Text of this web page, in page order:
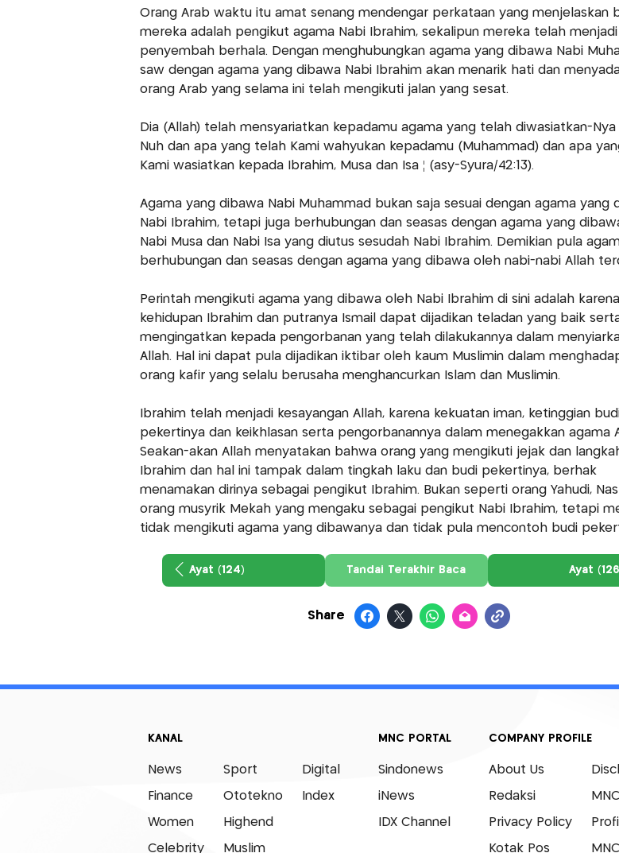
Orang Arab waktu itu amat senang mendengar perkataan yang menjelaskan
mereka adalah pengikut agama Nabi Ibrahim, sekalipun mereka telah menjadi
penyembah berhala. Dengan menghubungkan agama yang dibawa Nabi
saw dengan agama yang dibawa Nabi Ibrahim akan menarik hati dan
orang Arab yang selama ini telah mengikuti jalan yang sesat.
Dia (Allah) telah mensyariatkan kepadamu agama yang telah diwasiatkan-Nya
Nuh dan apa yang telah Kami wahyukan kepadamu (Muhammad) dan apa
Kami wasiatkan kepada Ibrahim, Musa dan Isa ¦ (asy-Syura/42:13).
Agama yang dibawa Nabi Muhammad bukan saja sesuai dengan agama yang
Nabi Ibrahim, tetapi juga berhubungan dan seasas dengan agama yang
Nabi Musa dan Nabi Isa yang diutus sesudah Nabi Ibrahim. Demikian pula
berhubungan dan seasas dengan agama yang dibawa oleh nabi-nabi Allah
Perintah mengikuti agama yang dibawa oleh Nabi Ibrahim di sini adalah karena
kehidupan Ibrahim dan putranya Ismail dapat dijadikan teladan yang baik
mengingatkan kepada pengorbanan yang telah dilakukannya dalam
Allah. Hal ini dapat pula dijadikan iktibar oleh kaum Muslimin dalam
orang kafir yang selalu berusaha menghancurkan Islam dan Muslimin.
Ibrahim telah menjadi kesayangan Allah, karena kekuatan iman, ketinggian
pekertinya dan keikhlasan serta pengorbanannya dalam menegakkan agama
Seakan-akan Allah menyatakan bahwa orang yang mengikuti jejak dan
Ibrahim dan hal ini tampak dalam tingkah laku dan budi pekertinya, berhak
menamakan dirinya sebagai pengikut Ibrahim. Bukan seperti orang Yahudi,
orang musyrik Mekah yang mengaku sebagai pengikut Nabi Ibrahim, tetapi
tidak mengikuti agama yang dibawanya dan tidak pula mencontoh budi
Ayat (124) Tandai Terakhir Baca Ayat
Share
KANAL
News
Finance
Women
Sport
Ototekno
Highend
Digital
MNC PORTAL
Sindonews
iNews
COMPANY PROFILE
About Us
Redaksi
Privacy Policy